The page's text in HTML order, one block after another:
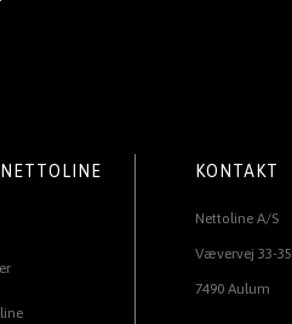
KONTAKT
Nettoline A/S
Vævervej 33-35
7490 Aulum